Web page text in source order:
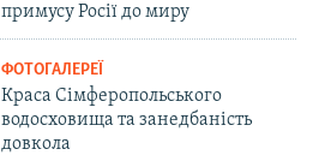
примусу Росії до миру
ФОТОГАЛЕРЕЇ
Краса Сімферопольського
водосховища та занедбаність
довкола